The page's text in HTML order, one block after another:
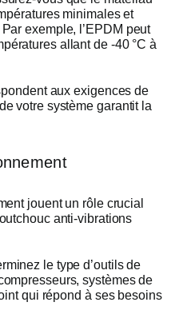
minimales et
exemple, l’EPDM peut
allant de -40 °C à
aux exigences de
votre système garantit la
jouent un rôle crucial
anti-vibrations
le type d’outils de
systèmes de
qui répond à ses besoins